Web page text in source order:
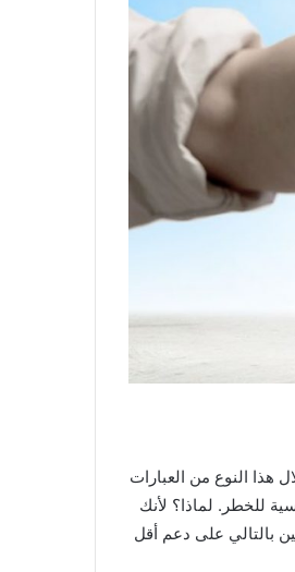
هذا النوع من العبارات
للخطر. لماذا؟ لأنك
بالتالي على دعم أقل